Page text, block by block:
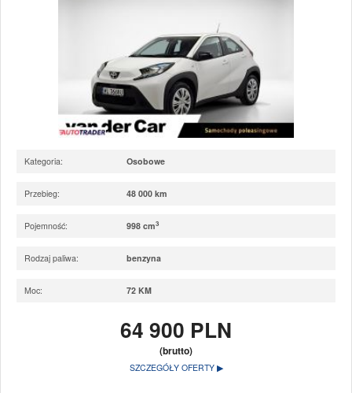
Kategoria: Osobowe
Przebieg: 48 000 km
Pojemność: 998 cm3
Rodzaj paliwa: benzyna
Moc: 72 KM
64 900 PLN
(brutto)
SZCZEGÓŁY OFERTY ▶